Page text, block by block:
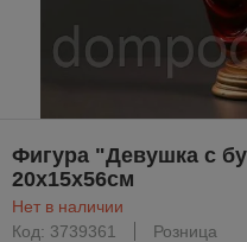
Фигура "Девушка с
20х15х56см
Нет в наличии
Код: 3739361
Розница